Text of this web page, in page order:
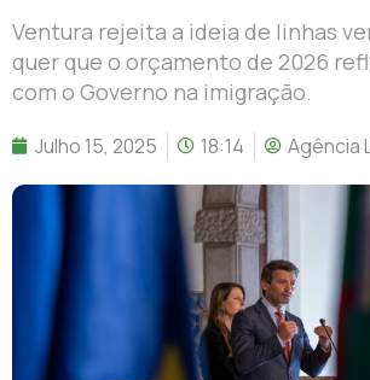
Ventura rejeita a ideia de linhas
quer que o orçamento de 2026
com o Governo na imigração.
Julho 15, 2025 18:14 Agência